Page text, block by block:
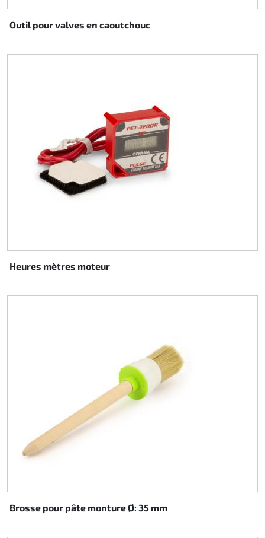
Outil pour valves en caoutchouc
Heures mètres moteur
Brosse pour pâte monture Ø: 35 mm